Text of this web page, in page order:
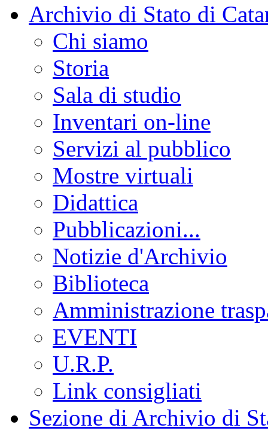
Archivio di Stato di
Chi siamo
Storia
Sala di studio
Inventari on-line
Servizi al pubblico
Mostre virtuali
Didattica
Pubblicazioni...
Notizie d'Archivio
Biblioteca
Amministrazione
EVENTI
U.R.P.
Link consigliati
Sezione di Archivio di